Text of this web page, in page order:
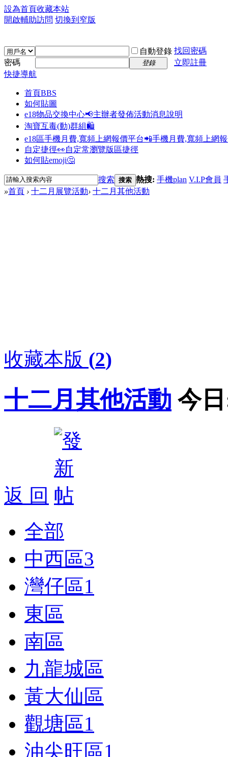
設為首頁收藏本站
開啟輔助訪問 切換到窄版
自動登錄 找回密碼
密碼
登錄
立即註冊
快捷導航
首頁BBS
如何貼圖
e18物品交換中心📢主辦者發佈活動消息說明
淘寶互毒(動)群組🛍️
e18區手機月費,寬頻上網報價平台📲手機月費,寬頻上網
自定捷徑👀自定常瀏覽版區捷徑
如何貼emoji🤔
搜索 搜索 熱搜: 手機plan V.I.P會員
»首頁 › 十二月展覽活動› 十二月其他活動
收藏本版 (2)
十二月其他活動 今
返 回
全部
中西區3
灣仔區1
東區
南區
九龍城區
黃大仙區
觀塘區1
油尖旺區1